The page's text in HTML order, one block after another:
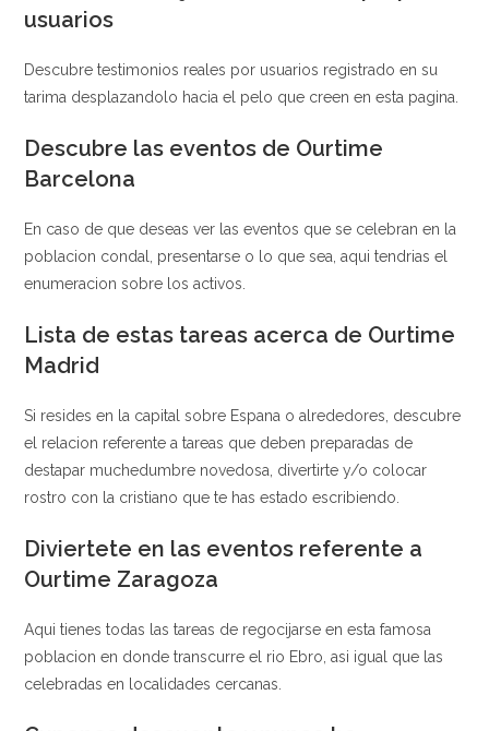
usuarios
Descubre testimonios reales por usuarios registrado en su
tarima desplazandolo hacia el pelo que creen en esta pagina.
Descubre las eventos de Ourtime
Barcelona
En caso de que deseas ver las eventos que se celebran en la
poblacion condal, presentarse o lo que sea, aqui tendri­as el
enumeracion sobre los activos.
Lista de estas tareas acerca de Ourtime
Madrid
Si resides en la capital sobre Espana o alrededores, descubre
el relacion referente a tareas que deben preparadas de
destapar muchedumbre novedosa, divertirte y/o colocar
rostro con la cristiano que te has estado escribiendo.
Diviertete en las eventos referente a
Ourtime Zaragoza
Aqui tienes todas las tareas de regocijarse en esta famosa
poblacion en donde transcurre el rio Ebro, asi igual que las
celebradas en localidades cercanas.